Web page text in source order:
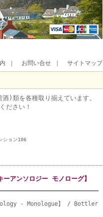
お問い合せ サイトマップ
)類を各種取り揃えています。
ださい！
ション106
アンソロジー モノローグ】
- Monologue】 / Bottler